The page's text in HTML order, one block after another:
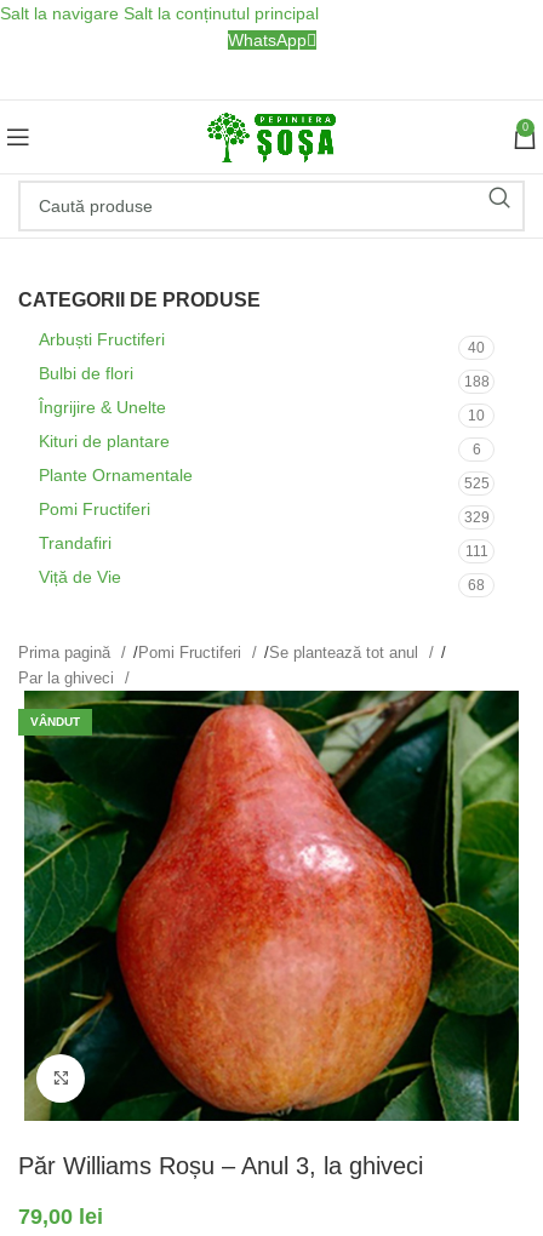
Salt la navigare Salt la conținutul principal
WhatsApp
0
CATEGORII DE PRODUSE
Arbuști Fructiferi 40
Bulbi de flori 188
Îngrijire & Unelte 10
Kituri de plantare 6
Plante Ornamentale 525
Pomi Fructiferi 329
Trandafiri 111
Viță de Vie 68
Prima pagină /Pomi Fructiferi /Se plantează tot anul
/
Par la ghiveci
VÂNDUT
Fă clic pentru a mări
Păr Williams Roșu – Anul 3, la ghiveci
79,00 lei